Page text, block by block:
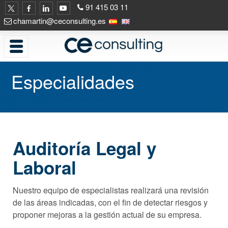
91 415 03 11
chamartin@ceconsulting.es
Especialidades
Auditoría Legal y
Laboral
Nuestro equipo de especialistas realizará una revisión
de las áreas indicadas, con el fin de detectar riesgos y
proponer mejoras a la gestión actual de su empresa.